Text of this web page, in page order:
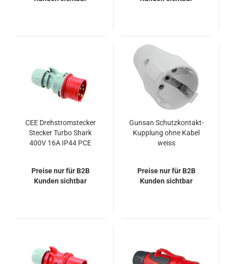
CEE Drehstromstecker
Stecker Turbo Shark
400V 16A IP44 PCE
Preise nur für B2B
Kunden sichtbar
Gunsan Schutzkontakt-
Kupplung ohne Kabel
weiss
Preise nur für B2B
Kunden sichtbar